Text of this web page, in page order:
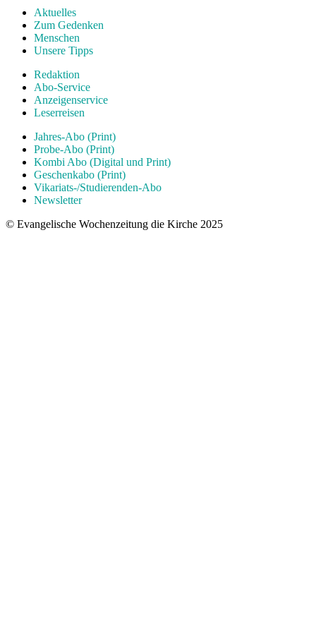
Aktuelles
Zum Gedenken
Menschen
Unsere Tipps
Redaktion
Abo-Service
Anzeigenservice
Leserreisen
Jahres-Abo (Print)
Probe-Abo (Print)
Kombi Abo (Digital und Print)
Geschenkabo (Print)
Vikariats-/Studierenden-Abo
Newsletter
© Evangelische Wochenzeitung die Kirche 2025